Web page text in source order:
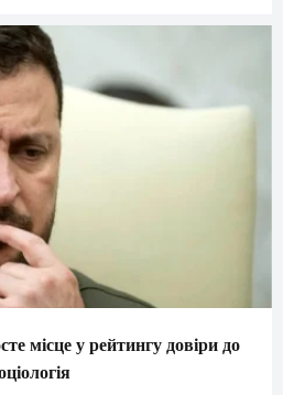
місце у рейтингу довіри до